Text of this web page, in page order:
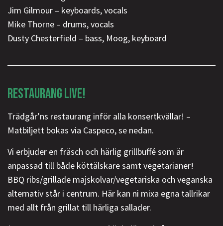
Jim Gilmour – keyboards, vocals
Mike Thorne – drums, vocals
Dusty Chesterfield – bass, Moog, keyboard
RESTAURANG LIVE!
Trädgår’ns restaurang inför alla konsertkvällar! –
Matbiljett bokas via Caspeco, se nedan.
Vi erbjuder en fräsch och härlig grillbuffé som är
anpassad till både köttälskare samt vegetarianer!
BBQ ribs/grillade majskolvar/vegetariska och veganska
alternativ står i centrum. Här kan ni mixa egna tallrikar
med allt från grillat till härliga sallader.